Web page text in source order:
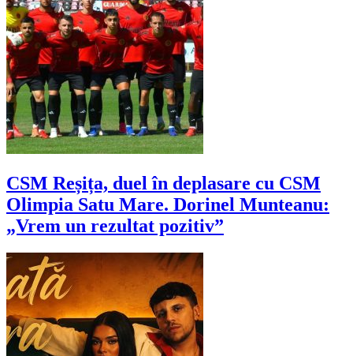
CSM Reșița, duel în deplasare cu CSM
Olimpia Satu Mare. Dorinel Munteanu:
„Vrem un rezultat pozitiv”